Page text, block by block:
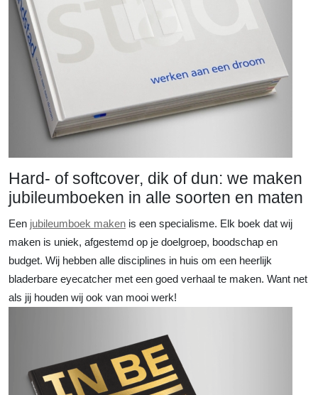
Hard- of softcover, dik of dun: we maken
jubileumboeken in alle soorten en maten
Een jubileumboek maken is een specialisme. Elk boek dat wij
maken is uniek, afgestemd op je doelgroep, boodschap en
budget. Wij hebben alle disciplines in huis om een heerlijk
bladerbare eyecatcher met een goed verhaal te maken. Want net
als jij houden wij ook van mooi werk!